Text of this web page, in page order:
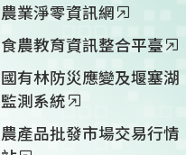
農業淨零資訊網
食農教育資訊整合平臺
國有林防災應變及堰塞湖
監測系統
農產品批發市場交易行情